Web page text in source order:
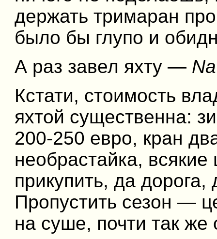
держать тримаран
было бы глупо и
А раз завел яхту —
Кстати, стоимость
яхтой существенна:
200-250 евро, кран
необрастайка,
прикупить, да
Пропустить сезон —
на суше, почти так же